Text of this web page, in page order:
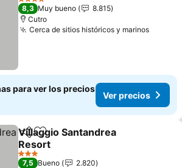
4 Estrellas
8,3 Muy bueno
8.815
Cutro
Cerca de sitios históricos y marinos
para ver los precios
Ver precios
CompartirAñadir a favoritos
Villaggio Santandrea
Resort
3 Estrellas
7,5 Bueno
2.820